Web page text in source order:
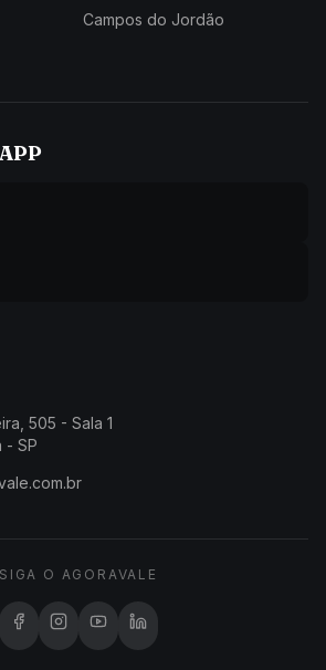
Campos do Jordão
505 - Sala 1
- SP
SIGA O AGORAVALE